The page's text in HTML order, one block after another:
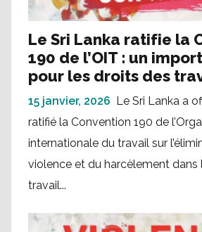
Le Sri Lanka ratifie la
190 de l’OIT : un
pour les droits des
15 janvier, 2026
Le Sri Lanka a
ratifié la Convention 190 de
internationale du travail sur
violence et du harcèlement dans
travail...